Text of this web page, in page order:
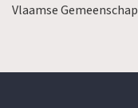
Vlaamse Gemeenschap